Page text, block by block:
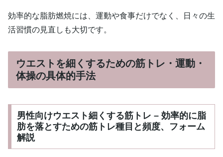
効率的な脂肪燃焼には、運動や食事だけでなく、日々の生
活習慣の見直しも大切です。
ウエストを細くするための筋トレ・運動・
体操の具体的手法
男性向けウエスト細くする筋トレ – 効率的に脂
肪を落とすための筋トレ種目と頻度、フォーム
解説